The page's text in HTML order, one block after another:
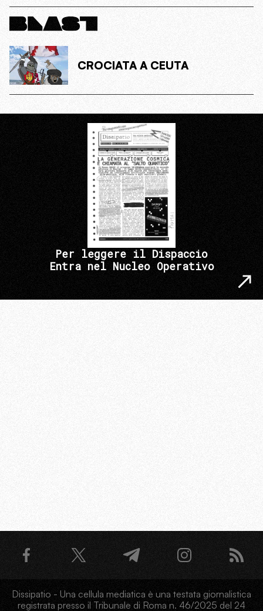
CROCIATA A CEUTA
Per leggere il Dispaccio
Entra nel Nucleo Operativo
Dissipatio - Una cellula mediatica è una testata giornalistica
registrata presso il Tribunale di Roma n. 46/2025 del 24